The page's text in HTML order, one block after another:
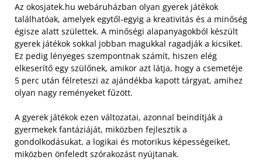
Az okosjatek.hu webáruházban olyan gyerek játékok
találhatóak, amelyek egytől-egyig a kreativitás és a minőség
égisze alatt születtek. A minőségi alapanyagokból készült
gyerek játékok sokkal jobban magukkal ragadják a kicsiket.
Ez pedig lényeges szempontnak számít, hiszen elég
elkeserítő egy szülőnek, amikor azt látja, hogy a csemetéje
5 perc után félreteszi az ajándékba kapott tárgyat, amihez
olyan nagy reményeket fűzött.
A gyerek játékok ezen változatai, azonnal beindítják a
gyermekek fantáziáját, miközben fejlesztik a
gondolkodásukat, a logikai és motorikus képességeiket,
miközben önfeledt szórakozást nyújtanak.